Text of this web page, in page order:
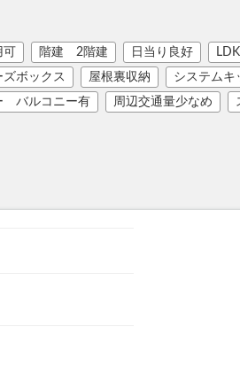
階建 2階建 日当り良好
ズボックス 屋根裏収納 システムキ
バルコニー有 周辺交通量少なめ